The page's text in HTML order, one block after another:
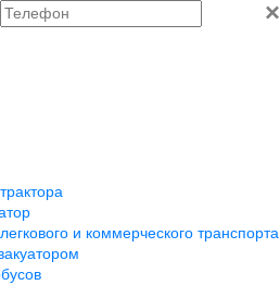
×
и коммерческого транспорта